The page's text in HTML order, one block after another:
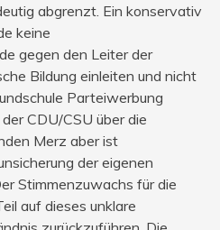
abgrenzt. Ein konservativ
keine
gegen den Leiter der
Bildung einleiten und nicht
Parteiwerbung
CDU/CSU über die
Merz aber ist
der eigenen
Stimmenzuwachs für die
auf dieses unklare